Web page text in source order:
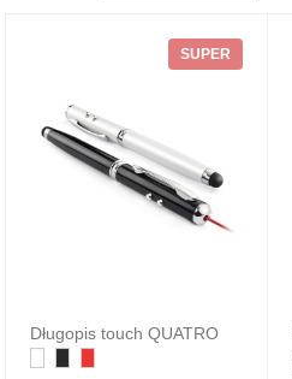
SUPER
Długopis touch QUATRO